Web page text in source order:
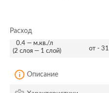
Расход
0.4 — м.кв./л
(2 слоя — 1 слой)
от -
Описание